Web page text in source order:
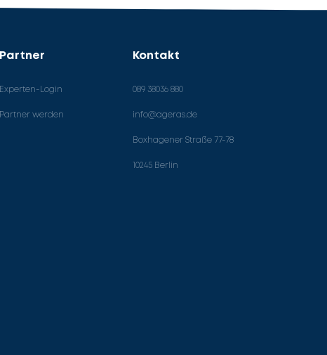
Partner
Experten-Login
Partner werden
Kontakt
089 38036 880
info@ageras.de
Boxhagener Straße 77-78
10245 Berlin